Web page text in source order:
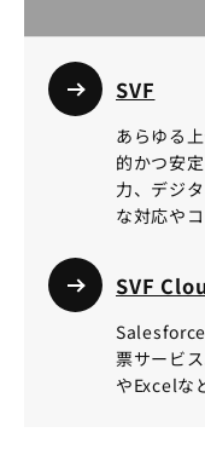
SVF
あらゆる
的かつ安
力、デジ
な対応や
SVF
票サービ
やExcelな